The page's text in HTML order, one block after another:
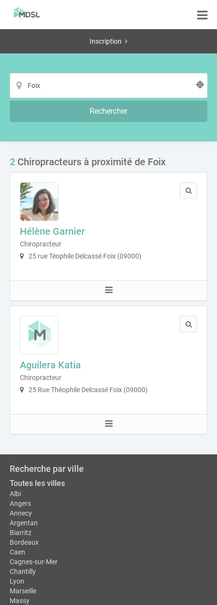
Inscription
Rechercher
2 Chiropracteurs à proximité de Foix
Hélène Garnier
Chiropracteur
25 rue Téophile Delcassé Foix (09000)
Aguilera Katia
Chiropracteur
25 Rue Théophile Delcassé Foix (09000)
Recherche par ville
Toutes les villes
Albi
Angers
Annecy
Argentan
Biarritz
Bordeaux
Caen
Cagnes-sur-Mer
Chantilly
Lyon
Marseille
Massy